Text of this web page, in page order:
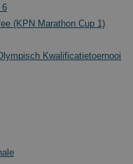
6
(KPN Marathon Cup 1)
Kwalificatietoernooi